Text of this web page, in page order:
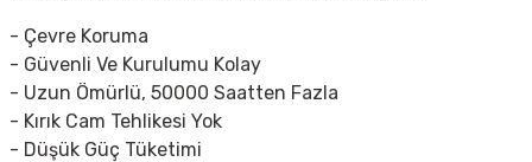
- Çevre Koruma
- Güvenli Ve Kurulumu Kolay
- Uzun Ömürlü, 50000 Saatten Fazla
- Kırık Cam Tehlikesi Yok
- Düşük Güç Tüketimi